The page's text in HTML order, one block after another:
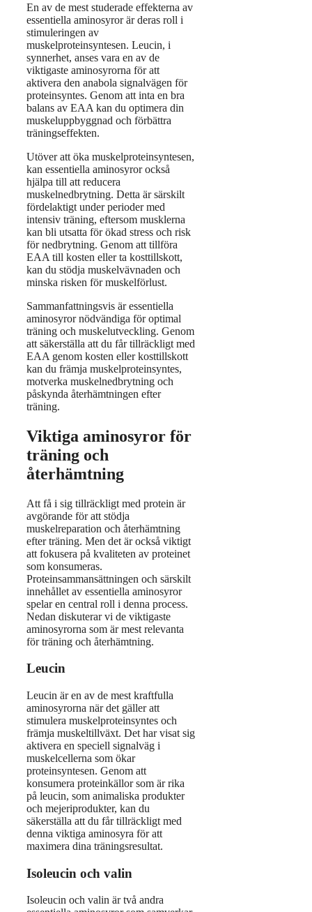
En av de mest studerade effekterna av
essentiella aminosyror är deras roll i
stimuleringen av
muskelproteinsyntesen. Leucin, i
synnerhet, anses vara en av de
viktigaste aminosyrorna för att
aktivera den anabola signalvägen för
proteinsyntes. Genom att inta en bra
balans av EAA kan du optimera din
muskeluppbyggnad och förbättra
träningseffekten.
Utöver att öka muskelproteinsyntesen,
kan essentiella aminosyror också
hjälpa till att reducera
muskelnedbrytning. Detta är särskilt
fördelaktigt under perioder med
intensiv träning, eftersom musklerna
kan bli utsatta för ökad stress och risk
för nedbrytning. Genom att tillföra
EAA till kosten eller ta kosttillskott,
kan du stödja muskelvävnaden och
minska risken för muskelförlust.
Sammanfattningsvis är essentiella
aminosyror nödvändiga för optimal
träning och muskelutveckling. Genom
att säkerställa att du får tillräckligt med
EAA genom kosten eller kosttillskott
kan du främja muskelproteinsyntes,
motverka muskelnedbrytning och
påskynda återhämtningen efter
träning.
Viktiga aminosyror för
träning och
återhämtning
Att få i sig tillräckligt med protein är
avgörande för att stödja
muskelreparation och återhämtning
efter träning. Men det är också viktigt
att fokusera på kvaliteten av proteinet
som konsumeras.
Proteinsammansättningen och särskilt
innehållet av essentiella aminosyror
spelar en central roll i denna process.
Nedan diskuterar vi de viktigaste
aminosyrorna som är mest relevanta
för träning och återhämtning.
Leucin
Leucin är en av de mest kraftfulla
aminosyrorna när det gäller att
stimulera muskelproteinsyntes och
främja muskeltillväxt. Det har visat sig
aktivera en speciell signalväg i
muskelcellerna som ökar
proteinsyntesen. Genom att
konsumera proteinkällor som är rika
på leucin, som animaliska produkter
och mejeriprodukter, kan du
säkerställa att du får tillräckligt med
denna viktiga aminosyra för att
maximera dina träningsresultat.
Isoleucin och valin
Isoleucin och valin är två andra